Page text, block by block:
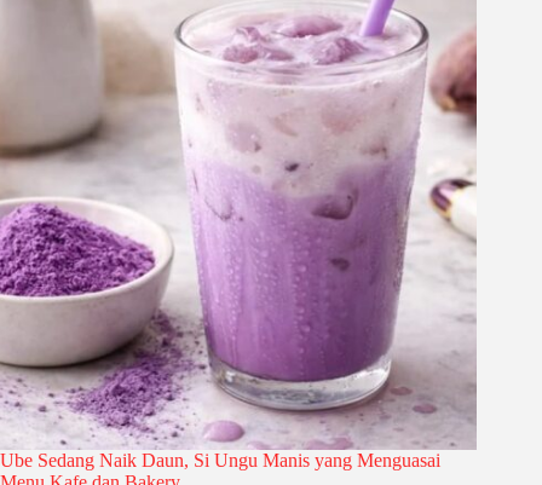
Ube Sedang Naik Daun, Si Ungu Manis yang Menguasai